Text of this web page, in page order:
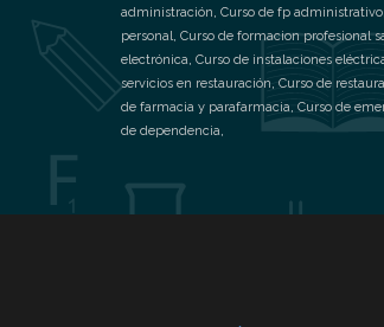
administración, Curso de fp administrativo
personal, Curso de formacion profesional
electrónica, Curso de instalaciones
servicios en restauración, Curso de
de farmacia y parafarmacia, Curso de
de dependencia,